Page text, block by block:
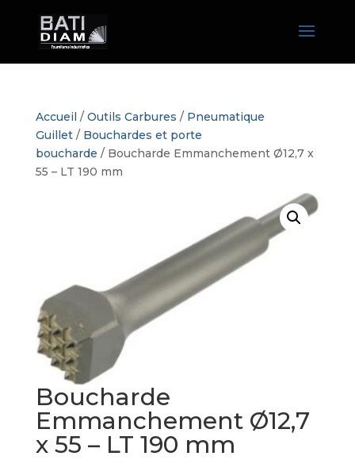
Accueil / Outils Carbures / Pneumatique
Guillet/ Bouchardes et porte
boucharde / Boucharde Emmanchement Ø12,7 x
55 – LT 190 mm
Boucharde
Emmanchement Ø12,7
x 55 – LT 190 mm